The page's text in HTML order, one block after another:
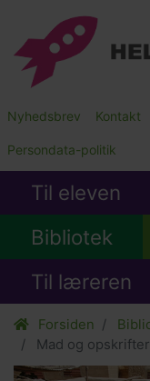
Main
Submenu
Nyhedsbrev Kontakt
Persondata-politik
Til eleven
Bibliotek
Til læreren
Forsiden
Mad og opskrifter